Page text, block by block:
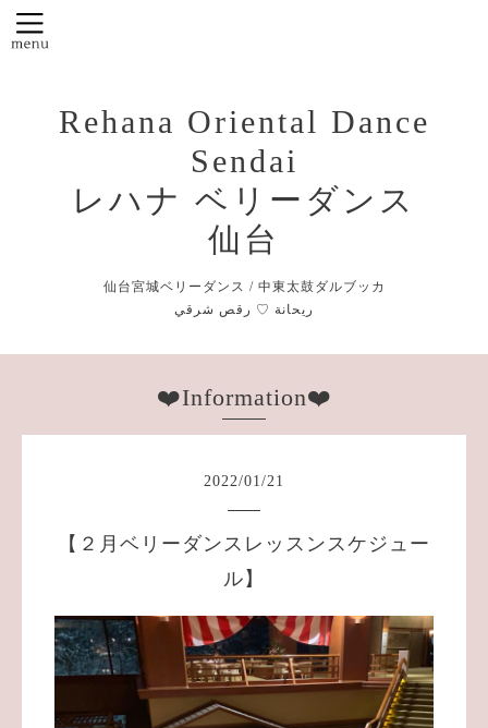
Rehana Oriental Dance
Sendai
レハナ ベリーダンス
仙台
仙台宮城ベリーダンス / 中東太鼓ダルブッカ
❤️Information❤️
2022/01 /21
【２月ベリーダンスレッスンスケジュー
ル】